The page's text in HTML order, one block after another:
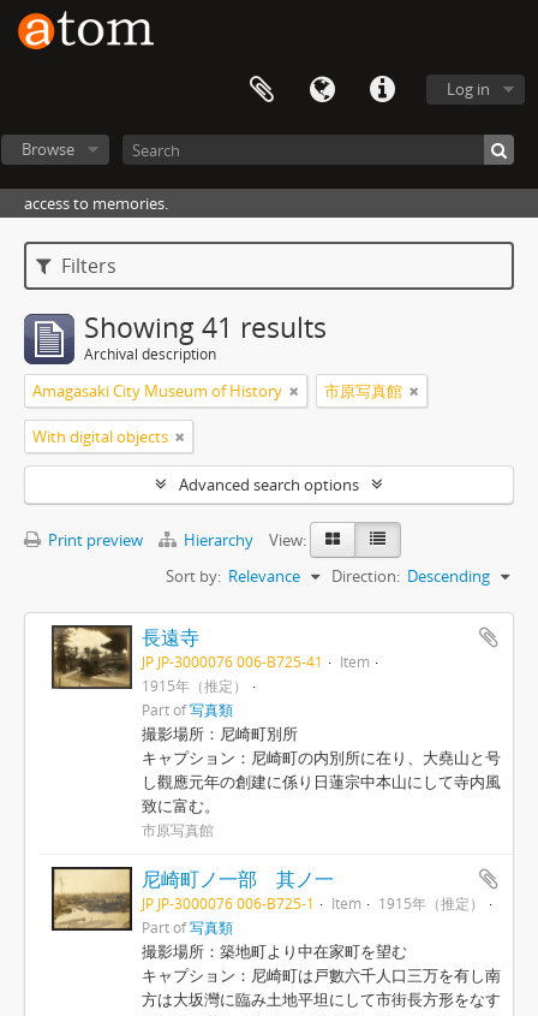
Log in
Browse
access to memories.
Filters
Showing 41 results
Archival description
Amagasaki City Museum of History 市原写真館
With digital objects
Advanced search options
Print preview Hierarchy
View:
Sort by: Relevance Direction: Descending
長遠寺
JP JP-3000076 006-B725-41
Item
1915年（推定）
Part of写真類
撮影場所：尼崎町別所
キャプション：尼崎町の内別所に在り、大堯山と号
し觀應元年の創建に係り日蓮宗中本山にして寺内風
致に富む。
市原写真館
尼崎町ノ一部 其ノ一
JP JP-3000076 006-B725-1 Item
1915年（推定）
Part of写真類
撮影場所：築地町より中在家町を望む
キャプション：尼崎町は戸數六千人口三万を有し南
方は大坂灣に臨み土地平坦にして市街長方形をなす